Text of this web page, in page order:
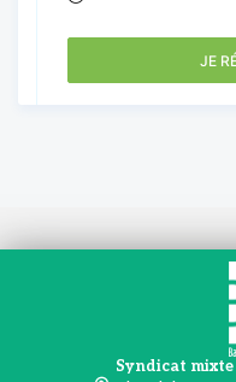
JE
Syndicat mixte